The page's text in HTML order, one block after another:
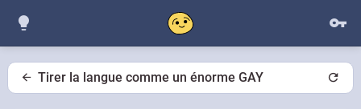
Tirer la langue comme un énorme GAY